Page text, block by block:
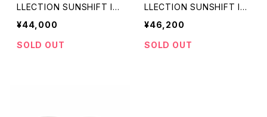
LLECTION SUNSHIFT IS
HIDA KAZUHO IK-PM05
コラボ BJクラシック 調光レ
ンズ
¥44,000
SOLD OUT
LLECTION SUNSHIFT IS
HIDA KAZUHO IK-S06 コ
ラボ BJクラシック 調光レン
ズ
¥46,200
SOLD OUT